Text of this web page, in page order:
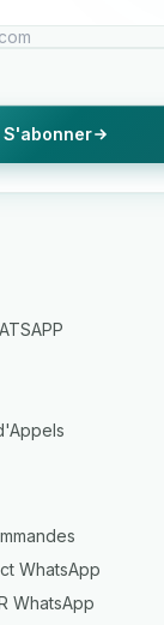
S'abonner
WhatsApp
WhatsApp